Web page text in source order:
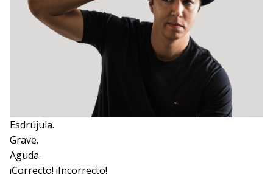
Esdrújula.
Grave.
Aguda.
¡Correcto! ¡Incorrecto!